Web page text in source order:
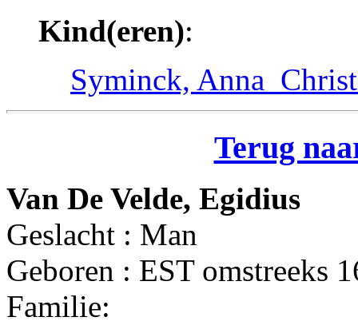
Kind(eren):
Syminck,
Terug
Van De Velde, Egidius
Geslacht : Man
Geboren : EST omstreeks
Familie: